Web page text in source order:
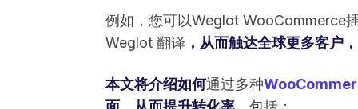
例如，您可以Weglot WooCommerce
Weglot 翻译 ，从而触达全球更多客户，
本文将介绍如何通过多种